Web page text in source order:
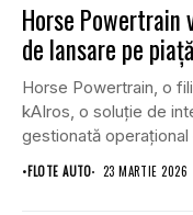
Horse Powertrain
de lansare pe
Horse Powertrain, o
kAIros, o soluție de
gestionată operațional
•FLOTE AUTO 23 MARTIE 2026